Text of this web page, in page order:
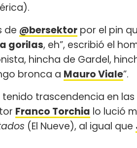
de @bersektor por el pin
gorilas, eh”, escribió el
hincha de Gardel,
bronca a Mauro Viale”.
trascendencia en
Franco Torchia lo lució
(El Nueve), al igual que